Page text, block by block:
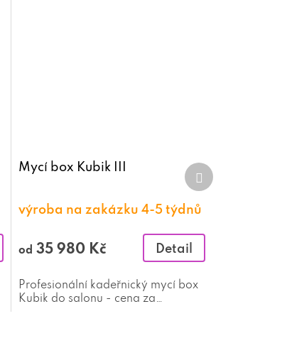
Mycí box Kubik III
výroba na zakázku 4-5 týdnů
od 35 980 Kč Detail
Profesionální kadeřnický mycí box
Kubik do salonu - cena za
Další
produkt